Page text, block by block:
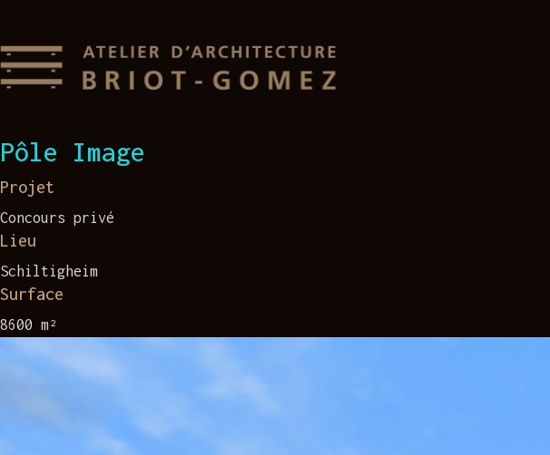
Pôle Image
Projet
Concours privé
Lieu
Schiltigheim
Surface
8600 m²